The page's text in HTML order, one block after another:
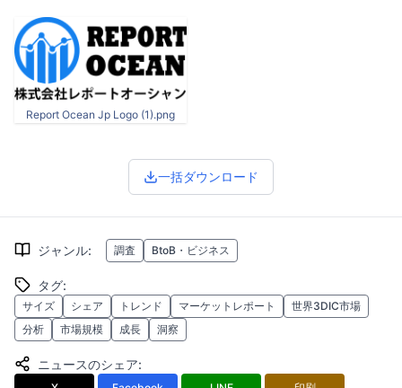
Report Ocean Jp Logo (1).png
一括ダウンロード
ジャンル: 調査 BtoB・ビジネス
タグ:
サイズ シェア トレンド マーケットレポート
世界3DIC市場
分析
市場規模 成長 洞察
ニュースのシェア: